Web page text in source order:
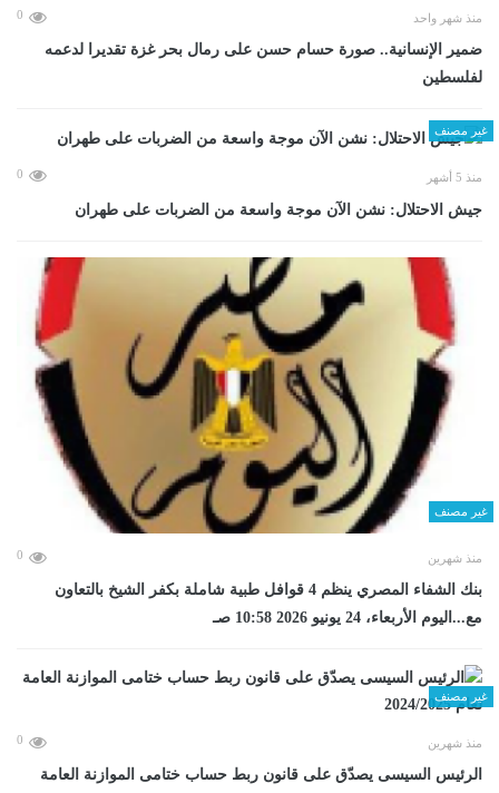
منذ شهر واحد 0
ضمير الإنسانية.. صورة حسام حسن على رمال بحر غزة تقديرا لدعمه
لفلسطين
غير مصنف
منذ 5 أشهر 0
جيش الاحتلال: نشن الآن موجة واسعة من الضربات على طهران
غير مصنف
منذ شهرين 0
بنك الشفاء المصري ينظم 4 قوافل طبية شاملة بكفر الشيخ بالتعاون
مع...اليوم الأربعاء، 24 يونيو 2026 10:58 صـ
غير مصنف
منذ شهرين 0
الرئيس السيسى يصدّق على قانون ربط حساب ختامى الموازنة العامة